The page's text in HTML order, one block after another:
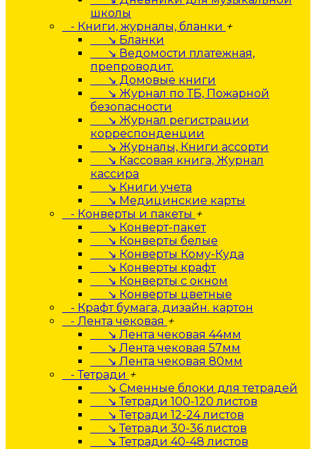
школы
- Книги, журналы, бланки +
↘ Бланки
↘ Ведомости платежная,
препроводит.
↘ Домовые книги
↘ Журнал по ТБ, Пожарной
безопасности
↘ Журнал регистрации
корреспонденции
↘ Журналы, Книги ассорти
↘ Кассовая книга, Журнал
кассира
↘ Книги учета
↘ Медицинские карты
- Конверты и пакеты +
↘ Конверт-пакет
↘ Конверты белые
↘ Конверты Кому-Куда
↘ Конверты крафт
↘ Конверты с окном
↘ Конверты цветные
- Крафт бумага, дизайн. картон
- Лента чековая +
↘ Лента чековая 44мм
↘ Лента чековая 57мм
↘ Лента чековая 80мм
- Тетради +
↘ Сменные блоки для тетрадей
↘ Тетради 100-120 листов
↘ Тетради 12-24 листов
↘ Тетради 30-36 листов
↘ Тетради 40-48 листов